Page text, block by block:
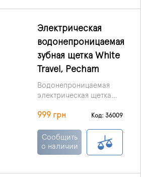
Электрическая
водонепроницаемая
зубная щетка White
Travel, Pecham
Водонепроницаемая
электрическая щетка
больше налета! Было
щетки естественным
образом удаляют до
100 % обесцвечивания,
999 грн Код: 36009
Сообщить
о наличии